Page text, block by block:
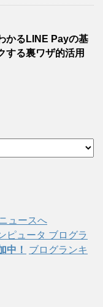
かるLINE Payの基
する裏ワザ的活用
ピュータ ブログラ
中！
ブログランキ